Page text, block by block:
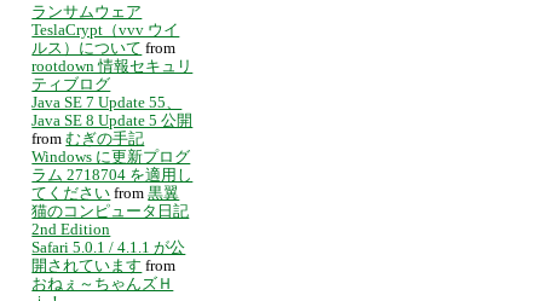
ランサムウェア
TeslaCrypt（vvv ウイ
ルス）について from
rootdown 情報セキュリ
ティブログ
Java SE 7 Update 55、
Java SE 8 Update 5 公開
from むぎの手記
Windows に更新プログ
ラム 2718704 を適用し
てください from 黒翼
猫のコンピュータ日記
2nd Edition
Safari 5.0.1 / 4.1.1 が公
開されています from
おねぇ～ちゃんズＨ